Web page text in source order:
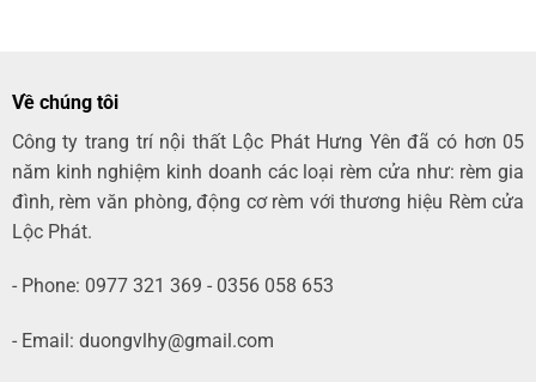
Về chúng tôi
Công ty trang trí nội thất Lộc Phát Hưng Yên đã có hơn 05
năm kinh nghiệm kinh doanh các loại rèm cửa như: rèm gia
đình, rèm văn phòng, động cơ rèm với thương hiệu Rèm cửa
Lộc Phát.
- Phone: 0977 321 369 - 0356 058 653
- Email: duongvlhy@gmail.com